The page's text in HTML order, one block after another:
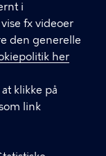
i
fx videoer
den generelle
her
klikke på
link
V